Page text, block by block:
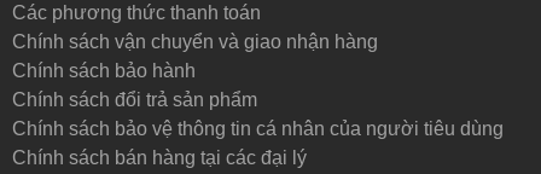
Các phương thức thanh toán
Chính sách vận chuyển và giao nhận hàng
Chính sách bảo hành
Chính sách đổi trả sản phẩm
Chính sách bảo vệ thông tin cá nhân của người tiêu dùng
Chính sách bán hàng tại các đại lý